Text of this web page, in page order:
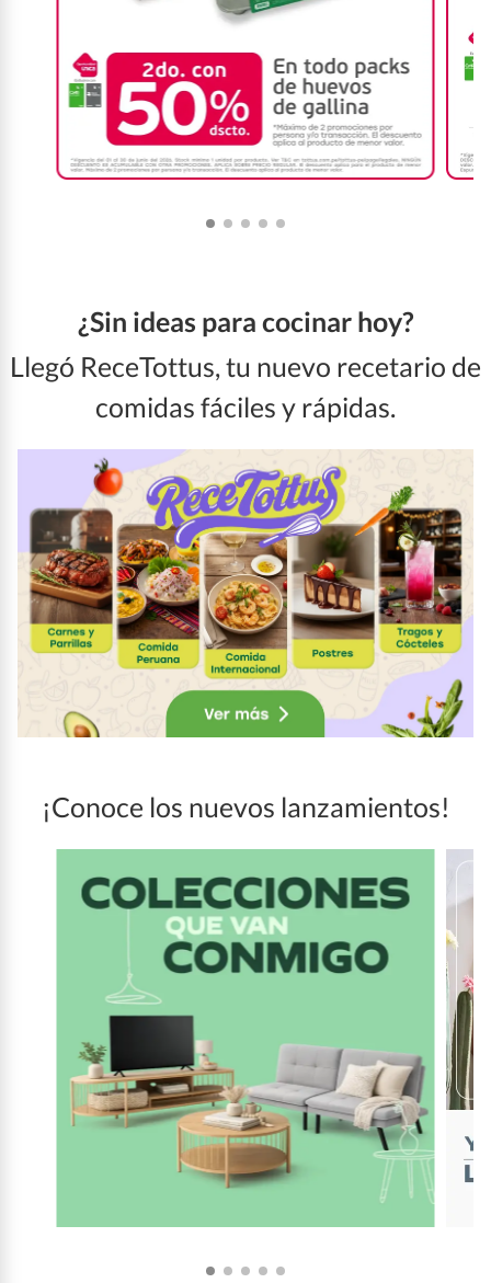
¿Sin ideas para cocinar hoy?
Llegó ReceTottus, tu nuevo recetario de
comidas fáciles y rápidas.
¡Conoce los nuevos lanzamientos!